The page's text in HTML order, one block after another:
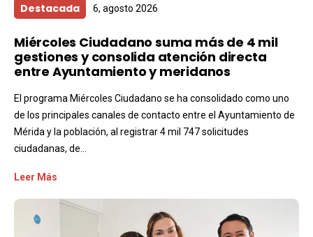
Destacada 6, agosto 2026
Miércoles Ciudadano suma más de 4 mil
gestiones y consolida atención directa
entre Ayuntamiento y meridanos
El programa Miércoles Ciudadano se ha consolidado como uno
de los principales canales de contacto entre el Ayuntamiento de
Mérida y la población, al registrar 4 mil 747 solicitudes
ciudadanas, de...
Leer Más